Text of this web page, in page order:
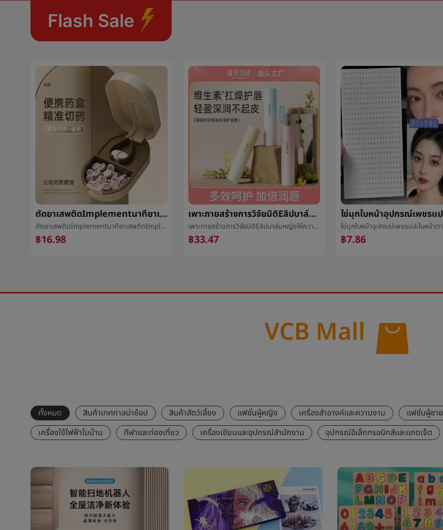
Flash Sale
ตัดยาเสพติดImplementนาทียาเสพติดImplementสี่นาทีหนึ่งกรรไกรยาเสพติดนาทีสองตัดยาเสพติดçç¥Implementเดินทางแบบพกพายาเสพติดç©ชั้นวางของยาเสพติดç
ตัดยาเสพติดImplementนาทียาเสพติดImplementสี่นาทีหนึ่งกรรไกรยาเสพติดนาทีสองตัดยาเสพติดçç¥Implementเดินทางแบบพกพายาเสพติดç©ชั้นวางของยาเสพติดç
฿16.98
เพาะกายสร้างการวิจัยมิติEลิปบาล์มหญิงให้ความชุ่มชื้นความชื้นการเสริมกำลังต่อต้านแห้งและแตกผู้ชายไปตายผิวการแปรสภาพฝีปากเมล็ดข้าวนักเรียน
เพาะกายสร้างการวิจัยมิติEลิปบาล์มหญิงให้ความชุ่มชื้นความชื้นการเสริมกำลังต่อต้านแห้งและแตกผู้ชายไปตายผิวการแปรสภาพฝีปากเมล็ดข้าวนักเรียน
฿33.47 ฿7.86
VCB Mall
ทั้งหมด สินค้าเทศกาลน่าช้อป สินค้าสัตว์เลี้ยง แฟชั่นผู้หญิง เครื่องสำอางค์และความงาม แฟชั่นผู้ชาย
เครื่องใช้ไฟฟ้าในบ้าน
กีฬาและท่องเที่ยว เครื่องเขียนและอุปกรณ์สำนักงาน อุปกรณ์อิเล็กทรอนิกส์และแกดเจ็ต